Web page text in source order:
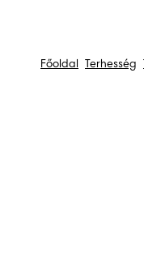
Főoldal Terhesség